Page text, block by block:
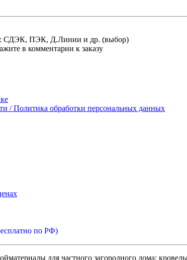
ПЭК, Д.Линии и др. (выбор)
в комментарии к заказу
/ Политика обработки персональных данных
по РФ)
для частного загородного дома: